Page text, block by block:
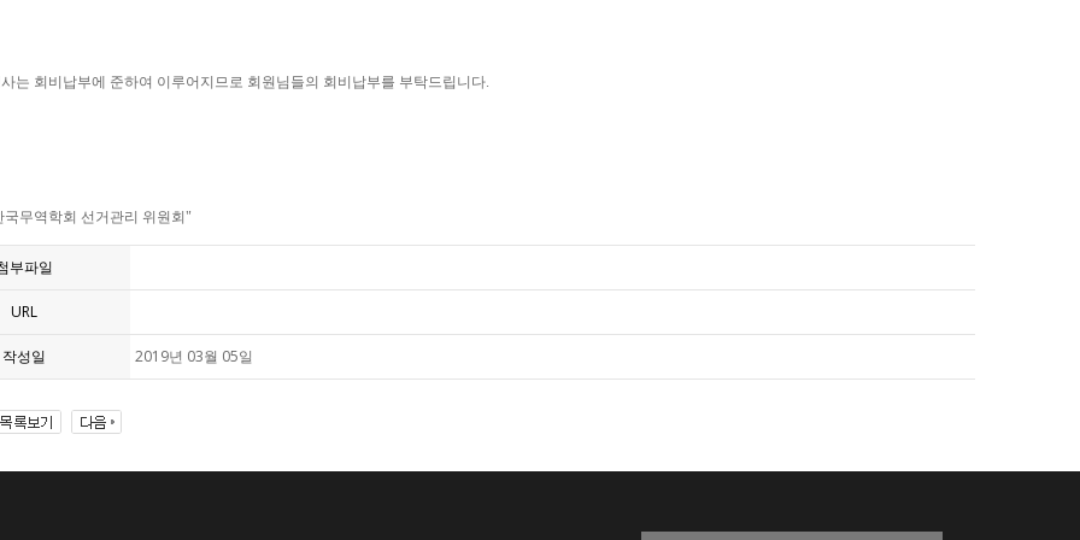
는 회비납부에 준하여 이루어지므로 회원님들의 회비납부를 부탁드립니다.
국무역학회 선거관리 위원회"
부파일
URL
작성일 2019년 03월 05일